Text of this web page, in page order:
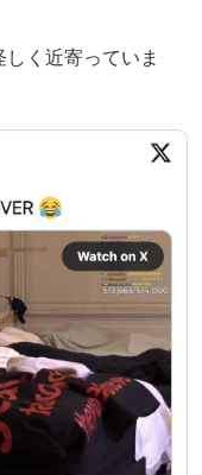
く近寄っていま